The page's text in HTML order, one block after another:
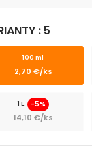
: 5
100 ml
2,70 €/ks
1 L -5%
14,10 €/ks